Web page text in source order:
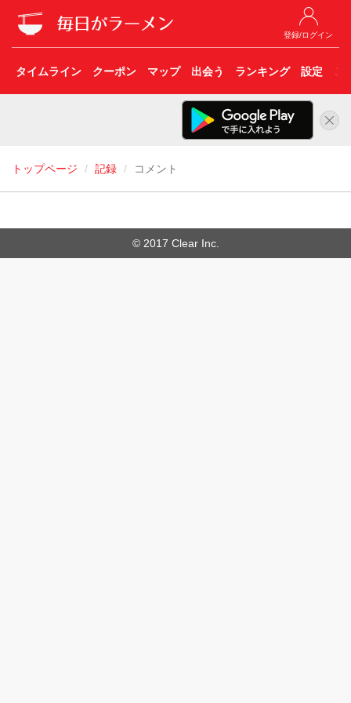
登録/ログイン
タイムライン クーポン マップ 出会う ランキング 設定 こ
トップページ 記録 コメント
© 2017 Clear Inc.